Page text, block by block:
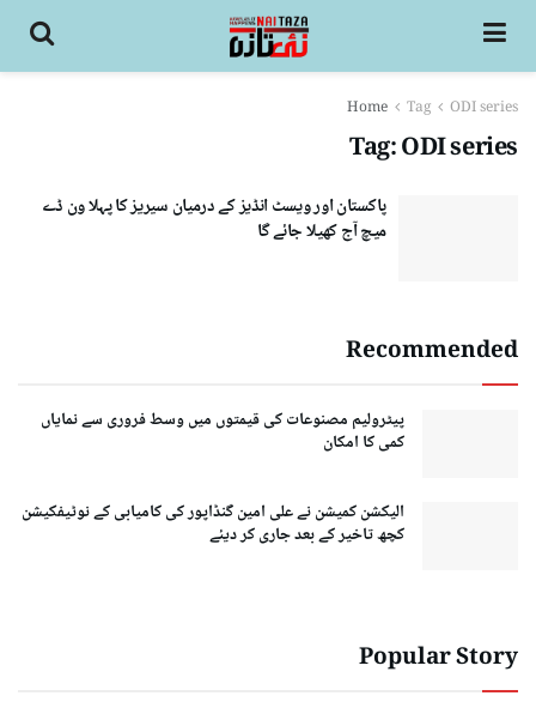
Home Tag ODI series
Tag:ODI series
پاکستان اور ویسٹ انڈیز کے درمیان سیریز کا پہلا ون ڈے
میچ آج کھیلا جائے گا
Recommended
پیٹرولیم مصنوعات کی قیمتوں میں وسط فروری سے نمایاں
کمی کا امکان
الیکشن کمیشن نے علی امین گنڈاپور کی کامیابی کے نوٹیفکیشن
کچھ تاخیر کے بعد جاری کر دیئے
Popular Story